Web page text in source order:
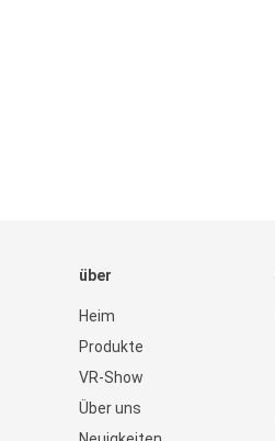
über
Heim
Produkte
VR-Show
Über uns